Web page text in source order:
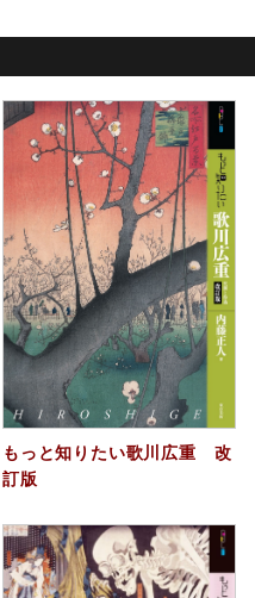
もっと知りたい歌川広重 改
訂版